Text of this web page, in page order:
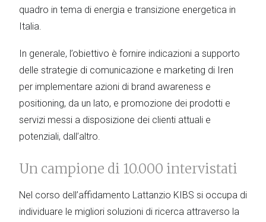
quadro in tema di energia e transizione energetica in
Italia.
In generale, l’obiettivo è fornire indicazioni a supporto
delle strategie di comunicazione e marketing di Iren
per implementare azioni di brand awareness e
positioning, da un lato, e promozione dei prodotti e
servizi messi a disposizione dei clienti attuali e
potenziali, dall’altro.
Un campione di 10.000 intervistati
Nel corso dell’affidamento Lattanzio KIBS si occupa di
individuare le migliori soluzioni di ricerca attraverso la